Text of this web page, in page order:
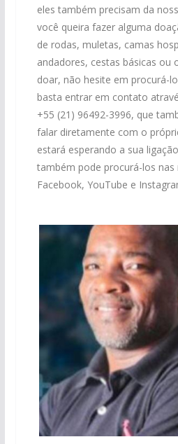
eles também precisam da
você queira fazer alguma
de rodas, muletas, camas
andadores, cestas básicas ou
doar, não hesite em procurá-
basta entrar em contato
+55 (21) 96492-3996, que
falar diretamente com o
estará esperando a sua
também pode procurá-los nas
Facebook, YouTube e